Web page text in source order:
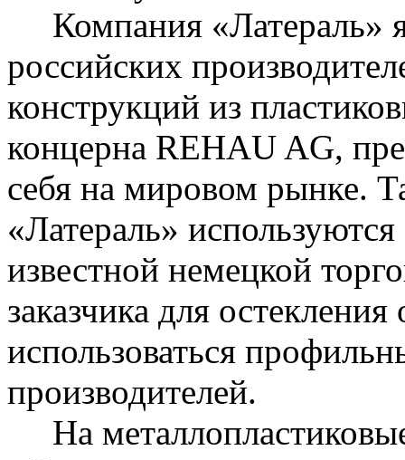
Компания «Латераль»
российских
конструкций из
концерна REHAU AG,
себя на мировом рынке.
«Латераль»
известной немецкой
заказчика для
использоваться
производителей.
На